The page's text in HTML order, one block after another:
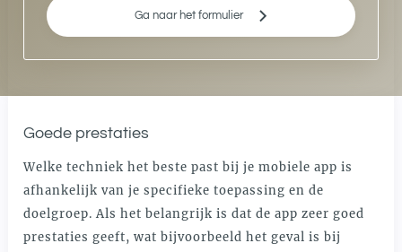
Ga naar het formulier
Goede prestaties
Welke techniek het beste past bij je mobiele app is
afhankelijk van je specifieke toepassing en de
doelgroep. Als het belangrijk is dat de app zeer goed
prestaties geeft, wat bijvoorbeeld het geval is bij